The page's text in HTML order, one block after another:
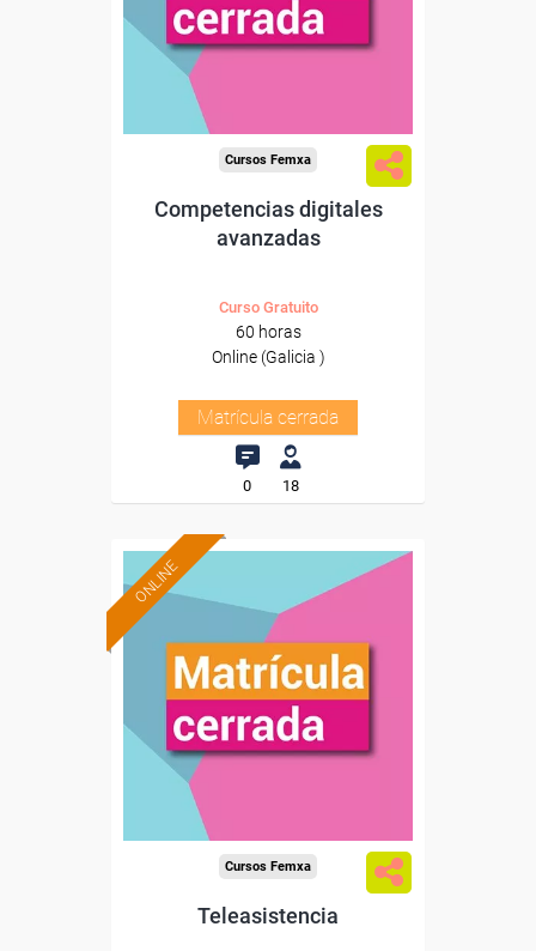
Cursos Femxa
Competencias digitales
avanzadas
Curso Gratuito
60 horas
Online (Galicia )
Matrícula cerrada
0 18
ONLINE
Cursos Femxa
Teleasistencia